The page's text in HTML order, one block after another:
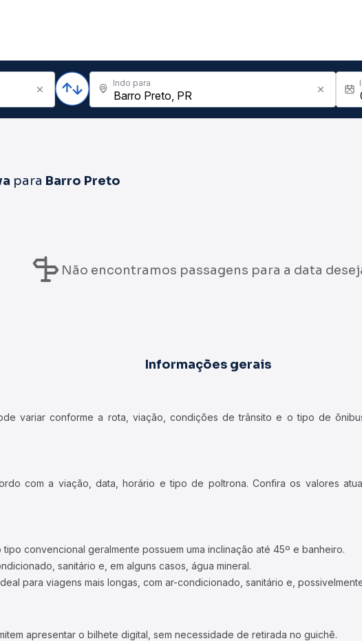
Indo para
para Barro Preto
Não encontramos passagens para a data
Informações gerais
variar conforme a rota, viação, condições de trânsito e o tipo de
com a viação, data, horário e tipo de poltrona. Confira os valores
convencional geralmente possuem uma inclinação até 45º e banheiro.
sanitário e, em alguns casos, água mineral.
para viagens mais longas, com ar-condicionado, sanitário e,
apresentar o bilhete digital, sem necessidade de retirada no guichê.